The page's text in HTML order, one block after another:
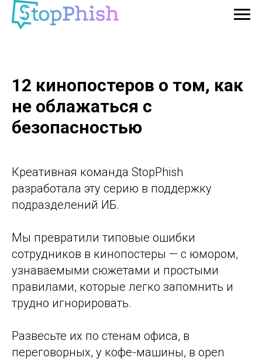
12 кинопостеров о том, как
не облажаться с
безопасностью
Креативная команда StopPhish
разработала эту серию в поддержку
подразделений ИБ.
Мы превратили типовые ошибки
сотрудников в кинопостеры — с юмором,
узнаваемыми сюжетами и простыми
правилами, которые легко запомнить и
трудно игнорировать.
Развесьте их по стенам офиса, в
переговорных, у кофе-машины, в open